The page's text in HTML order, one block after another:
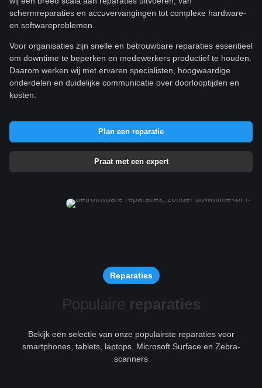
schermreparaties en accuvervangingen tot complexe hardware-
en softwareproblemen.
Voor organisaties zijn snelle en betrouwbare reparaties essentieel
om downtime te beperken en medewerkers productief te houden.
Daarom werken wij met ervaren specialisten, hoogwaardige
onderdelen en duidelijke communicatie over doorlooptijden en
kosten.
Plan een reparatie
Praat met een expert
Reparaties
Populaire reparaties
Bekijk een selectie van onze populairste reparaties voor
smartphones, tablets, laptops, Microsoft Surface en Zebra-
scanners